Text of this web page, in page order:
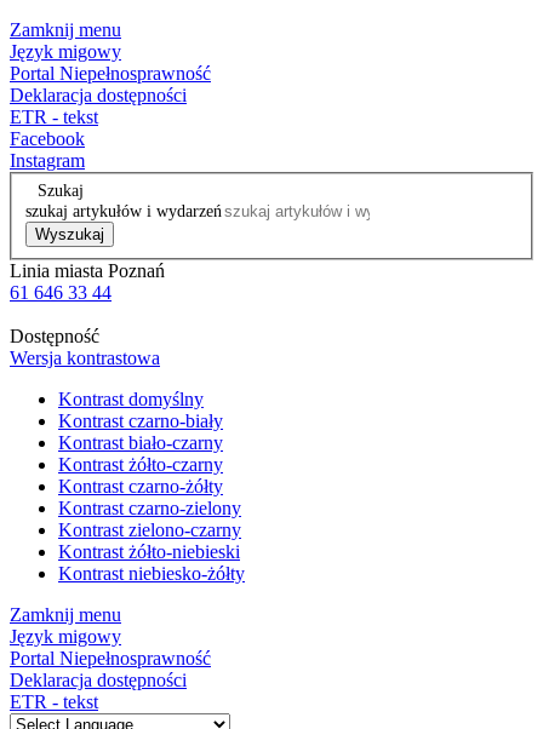
Zamknij menu
Język migowy
Portal Niepełnosprawność
Deklaracja dostępności
ETR - tekst
Facebook
Instagram
Szukaj
szukaj artykułów i wydarzeń
Wyszukaj
Linia miasta Poznań
61 646 33 44
Dostępność
Wersja kontrastowa
Kontrast domyślny
Kontrast czarno-biały
Kontrast biało-czarny
Kontrast żółto-czarny
Kontrast czarno-żółty
Kontrast czarno-zielony
Kontrast zielono-czarny
Kontrast żółto-niebieski
Kontrast niebiesko-żółty
Zamknij menu
Język migowy
Portal Niepełnosprawność
Deklaracja dostępności
ETR - tekst